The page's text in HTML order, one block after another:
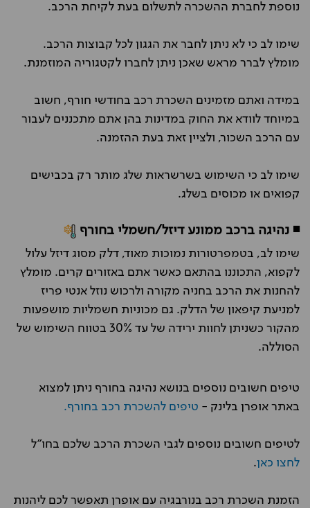
נוספת לחברת ההשכרה לתשלום בעת לקיחת הרכב.
שימו לב כי לא ניתן לחבר את הגגון לכל קבוצות הרכב.
מומלץ לברר מראש שאכן ניתן לחברו לקטגוריה המוזמנת.
במידה ואתם מזמינים השכרת רכב בחודשי חורף, חשוב
במיוחד לוודא את החוק במדינות בהן אתם מתכננים לעבור
עם הרכב השכור, ולציין זאת בעת ההזמנה.
שימו לב כי השימוש בשרשראות שלג מותר רק בכבישים
קפואים או מכוסים בשלג.
◾ נהיגה ברכב ממונע דיזל/חשמלי בחורף
שימו לב, בטמפרטורות נמוכות מאוד, דלק מסוג דיזל עלול
לקפוא, התכוננו בהתאם כאשר אתם באזורים קרים. מומלץ
להחנות את הרכב בחניה מקורה ולרכוש נוזל אנטי פריז
למניעת קיפאון של הדלק. גם מכוניות חשמליות מושפעות
מהקור כשניתן לחוות ירידה של עד 30% בטווח השימוש של
הסוללה.
טיפים חשובים נוספים בנושא נהיגה בחורף ניתן למצוא
באתר אופרן בלינק - טיפים להשכרת רכב בחורף.
לטיפים חשובים נוספים לגבי השכרת הרכב שלכם בחו"ל
לחצו כאן.
הזמנת השכרת רכב בנורבגיה עם אופרן תאפשר לכם ליהנות